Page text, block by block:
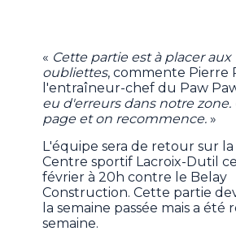
« Cette partie est à placer aux
oubliettes, commente Pierre
l'entraîneur-chef du Paw
eu d'erreurs dans notre
page et on recommence.»
L'équipe sera de retour sur
Centre sportif Lacroix-Dutil
février à 20h contre le Belay
Construction. Cette partie
la semaine passée mais a été
semaine.